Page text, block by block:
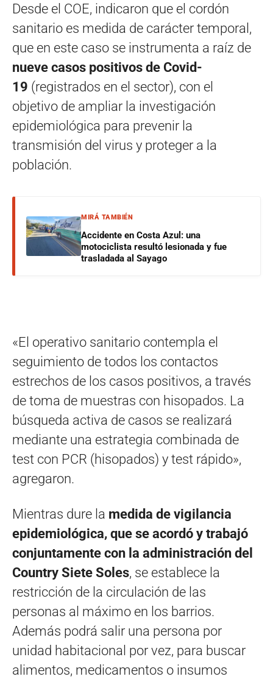
Desde el COE, indicaron que el cordón
sanitario es medida de carácter temporal,
que en este caso se instrumenta a raíz de
nueve casos positivos de Covid-
19 (registrados en el sector), con el
objetivo de ampliar la investigación
epidemiológica para prevenir la
transmisión del virus y proteger a la
población.
MIRÁ TAMBIÉN
Accidente en Costa Azul: una
motociclista resultó lesionada y fue
trasladada al Sayago
«El operativo sanitario contempla el
seguimiento de todos los contactos
estrechos de los casos positivos, a través
de toma de muestras con hisopados. La
búsqueda activa de casos se realizará
mediante una estrategia combinada de
test con PCR (hisopados) y test rápido»,
agregaron.
Mientras dure la medida de vigilancia
epidemiológica, que se acordó y trabajó
conjuntamente con la administración del
Country Siete Soles, se establece la
restricción de la circulación de las
personas al máximo en los barrios.
Además podrá salir una persona por
unidad habitacional por vez, para buscar
alimentos, medicamentos o insumos